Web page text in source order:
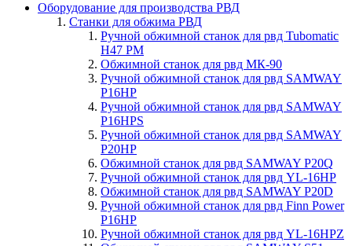
Оборудование для производства РВД
Станки для обжима РВД
Ручной обжимной станок для рвд Tubomatic
H47 PM
Обжимной станок для рвд МК-90
Ручной обжимной станок для рвд SAMWAY
P16HP
Ручной обжимной станок для рвд SAMWAY
P16HPS
Ручной обжимной станок для рвд SAMWAY
P20HP
Обжимной станок для рвд SAMWAY P20Q
Ручной обжимной станок для рвд YL-16HP
Обжимной станок для рвд SAMWAY P20D
Ручной обжимной станок для рвд Finn Power
P16HP
Ручной обжимной станок для рвд YL-16HPZ